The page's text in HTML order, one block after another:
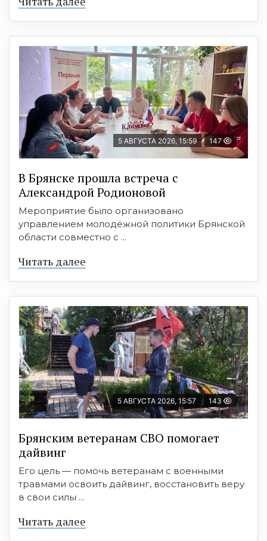
5 АВГУСТА 2026, 15:59 147
В Брянске прошла встреча с
Александрой Родионовой
Мероприятие было организовано
управлением молодёжной политики Брянской
области совместно с ...
Читать далее
5 АВГУСТА 2026, 15:57 143
Брянским ветеранам СВО помогает
дайвинг
Его цель — помочь ветеранам с военными
травмами освоить дайвинг, восстановить веру
в свои силы ...
Читать далее